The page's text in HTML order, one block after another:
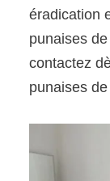
éradication
punaises
contactez
punaises